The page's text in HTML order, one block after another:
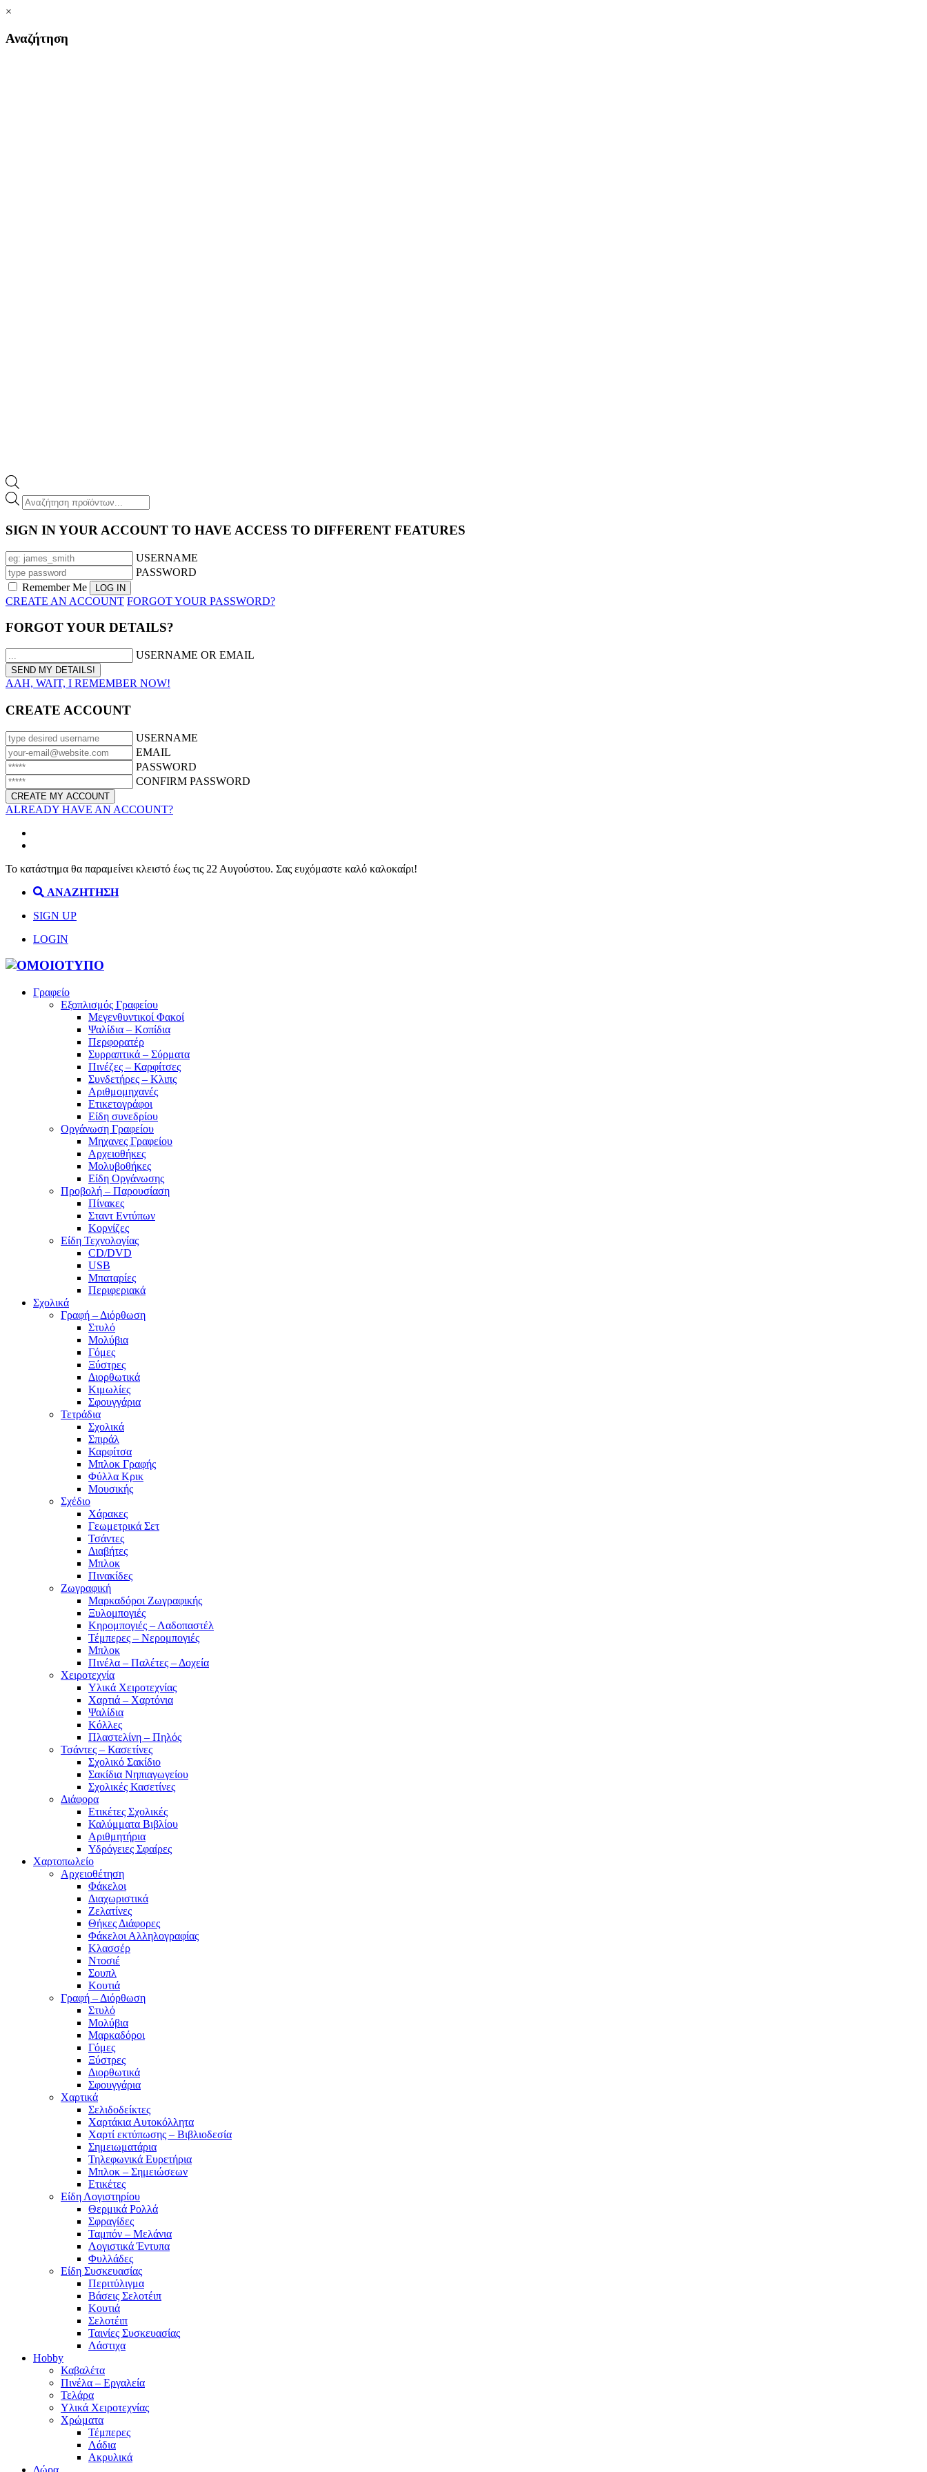
×
Αναζήτηση
Products
search
SIGN IN YOUR ACCOUNT TO HAVE ACCESS TO DIFFERENT FEATURES
USERNAME
PASSWORD
Remember Me
CREATE AN ACCOUNT FORGOT YOUR PASSWORD?
FORGOT YOUR DETAILS?
USERNAME OR EMAIL
AAH, WAIT, I REMEMBER NOW!
CREATE ACCOUNT
USERNAME
EMAIL
PASSWORD
CONFIRM PASSWORD
ALREADY HAVE AN ACCOUNT?
Το κατάστημα θα παραμείνει κλειστό έως τις 22 Αυγούστου. Σας ευχόμαστε καλό καλοκαίρι!
ΑΝΑΖΗΤΗΣΗ
SIGN UP
LOGIN
Γραφείο
Εξοπλισμός Γραφείου
Μεγενθυντικοί Φακοί
Ψαλίδια – Κοπίδια
Περφορατέρ
Συρραπτικά – Σύρματα
Πινέζες – Καρφίτσες
Συνδετήρες – Κλιπς
Αριθμομηχανές
Ετικετογράφοι
Είδη συνεδρίου
Οργάνωση Γραφείου
Μηχανες Γραφείου
Αρχειοθήκες
Μολυβοθήκες
Είδη Οργάνωσης
Προβολή – Παρουσίαση
Πίνακες
Σταντ Εντύπων
Κορνίζες
Είδη Τεχνολογίας
CD/DVD
USB
Μπαταρίες
Περιφεριακά
Σχολικά
Γραφή – Διόρθωση
Στυλό
Μολύβια
Γόμες
Ξύστρες
Διορθωτικά
Κιμωλίες
Σφουγγάρια
Τετράδια
Σχολικά
Σπιράλ
Καρφίτσα
Μπλοκ Γραφής
Φύλλα Κρικ
Μουσικής
Σχέδιο
Χάρακες
Γεωμετρικά Σετ
Τσάντες
Διαβήτες
Μπλοκ
Πινακίδες
Ζωγραφική
Μαρκαδόροι Ζωγραφικής
Ξυλομπογιές
Κηρομπογιές – Λαδοπαστέλ
Τέμπερες – Νερομπογιές
Μπλοκ
Πινέλα – Παλέτες – Δοχεία
Χειροτεχνία
Υλικά Χειροτεχνίας
Χαρτιά – Χαρτόνια
Ψαλίδια
Κόλλες
Πλαστελίνη – Πηλός
Τσάντες – Κασετίνες
Σχολικό Σακίδιο
Σακίδια Νηπιαγωγείου
Σχολικές Κασετίνες
Διάφορα
Ετικέτες Σχολικές
Καλύμματα Βιβλίου
Αριθμητήρια
Υδρόγειες Σφαίρες
Χαρτοπωλείο
Αρχειοθέτηση
Φάκελοι
Διαχωριστικά
Ζελατίνες
Θήκες Διάφορες
Φάκελοι Αλληλογραφίας
Κλασσέρ
Ντοσιέ
Σουπλ
Κουτιά
Γραφή – Διόρθωση
Στυλό
Μολύβια
Μαρκαδόροι
Γόμες
Ξύστρες
Διορθωτικά
Σφουγγάρια
Χαρτικά
Σελιδοδείκτες
Χαρτάκια Αυτοκόλλητα
Χαρτί εκτύπωσης – Βιβλιοδεσία
Σημειωματάρια
Τηλεφωνικά Ευρετήρια
Μπλοκ – Σημειώσεων
Ετικέτες
Είδη Λογιστηρίου
Θερμικά Ρολλά
Σφραγίδες
Ταμπόν – Μελάνια
Λογιστικά Έντυπα
Φυλλάδες
Είδη Συσκευασίας
Περιτύλιγμα
Βάσεις Σελοτέιπ
Κουτιά
Σελοτέιπ
Ταινίες Συσκευασίας
Λάστιχα
Hobby
Καβαλέτα
Πινέλα – Εργαλεία
Τελάρα
Υλικά Χειροτεχνίας
Χρώματα
Τέμπερες
Λάδια
Ακρυλικά
Δώρα